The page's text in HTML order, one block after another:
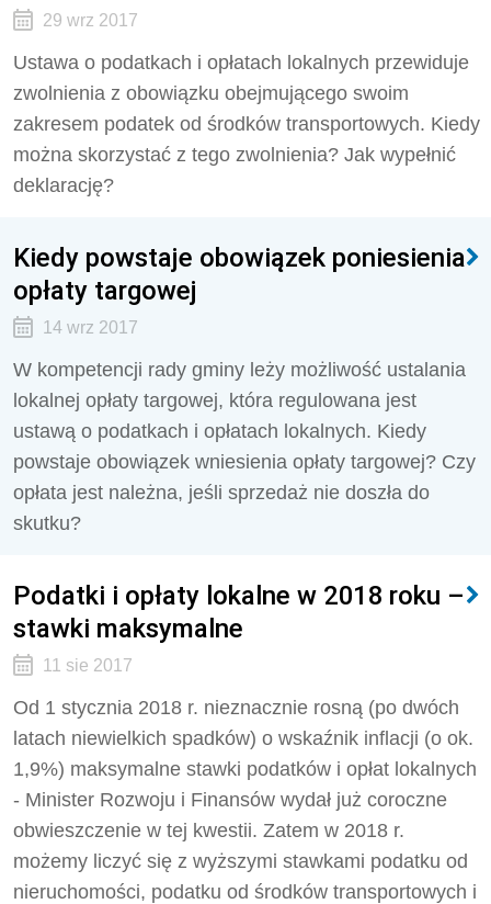
29 wrz 2017
Ustawa o podatkach i opłatach lokalnych przewiduje
zwolnienia z obowiązku obejmującego swoim
zakresem podatek od środków transportowych. Kiedy
można skorzystać z tego zwolnienia? Jak wypełnić
deklarację?
Kiedy powstaje obowiązek poniesienia
opłaty targowej
14 wrz 2017
W kompetencji rady gminy leży możliwość ustalania
lokalnej opłaty targowej, która regulowana jest
ustawą o podatkach i opłatach lokalnych. Kiedy
powstaje obowiązek wniesienia opłaty targowej? Czy
opłata jest należna, jeśli sprzedaż nie doszła do
skutku?
Podatki i opłaty lokalne w 2018 roku –
stawki maksymalne
11 sie 2017
Od 1 stycznia 2018 r. nieznacznie rosną (po dwóch
latach niewielkich spadków) o wskaźnik inflacji (o ok.
1,9%) maksymalne stawki podatków i opłat lokalnych
- Minister Rozwoju i Finansów wydał już coroczne
obwieszczenie w tej kwestii. Zatem w 2018 r.
możemy liczyć się z wyższymi stawkami podatku od
nieruchomości, podatku od środków transportowych i